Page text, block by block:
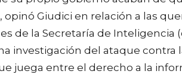
opinó Giudici en relación a las
de la Secretaría de Inteligencia
investigación del ataque contra
juega entre el derecho a la